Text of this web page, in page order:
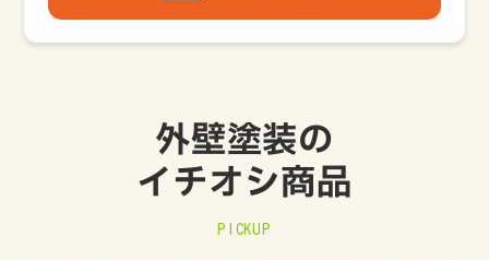
外壁塗装の
イチオシ商品
PICKUP